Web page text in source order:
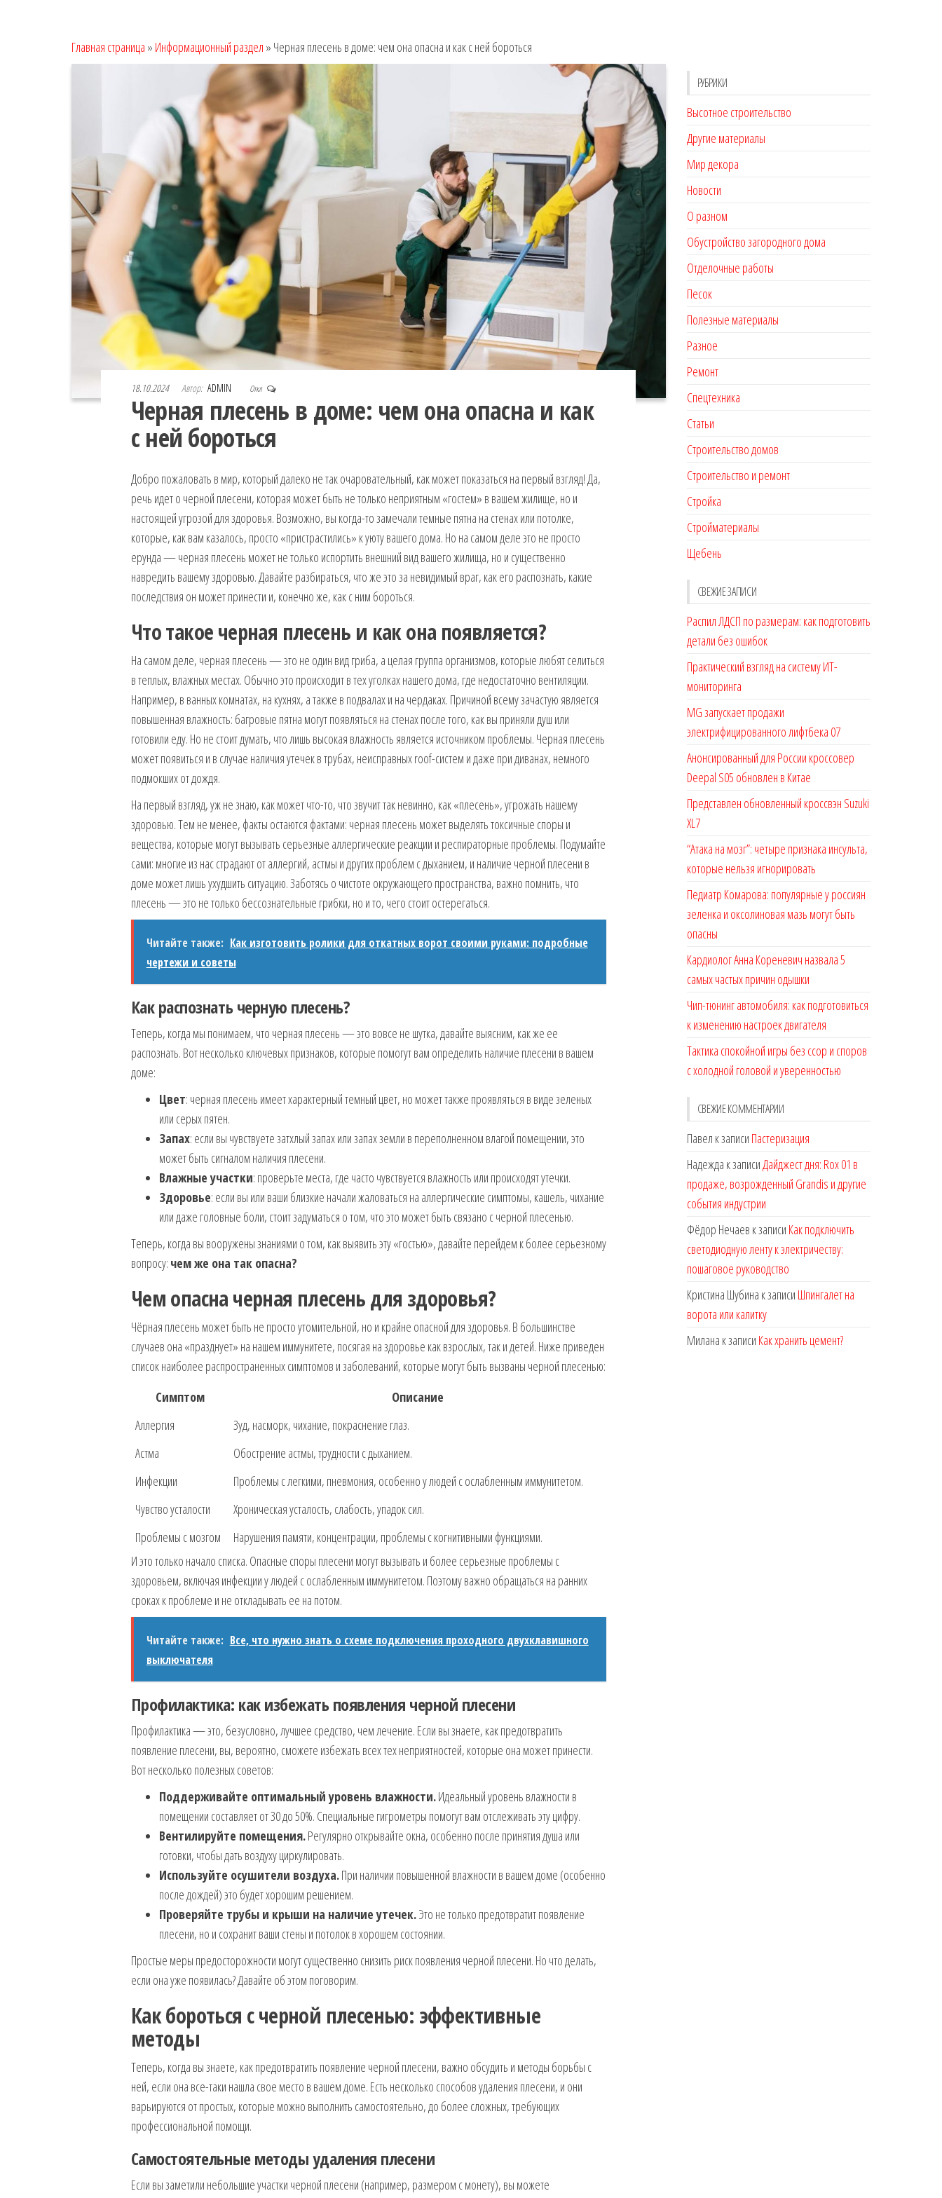
Главная страница » Информационный раздел » Черная плесень в доме: чем она опасна и как с ней бороться
18.10.2024 Автор: ADMIN Откл
Черная плесень в доме: чем она опасна и как
с ней бороться
Добро пожаловать в мир, который далеко не так очаровательный, как может показаться на первый взгляд! Да,
речь идет о черной плесени, которая может быть не только неприятным «гостем» в вашем жилище, но и
настоящей угрозой для здоровья. Возможно, вы когда-то замечали темные пятна на стенах или потолке,
которые, как вам казалось, просто «пристрастились» к уюту вашего дома. Но на самом деле это не просто
ерунда — черная плесень может не только испортить внешний вид вашего жилища, но и существенно
навредить вашему здоровью. Давайте разбираться, что же это за невидимый враг, как его распознать, какие
последствия он может принести и, конечно же, как с ним бороться.
Что такое черная плесень и как она появляется?
На самом деле, черная плесень — это не один вид гриба, а целая группа организмов, которые любят селиться
в теплых, влажных местах. Обычно это происходит в тех уголках нашего дома, где недостаточно вентиляции.
Например, в ванных комнатах, на кухнях, а также в подвалах и на чердаках. Причиной всему зачастую является
повышенная влажность: багровые пятна могут появляться на стенах после того, как вы приняли душ или
готовили еду. Но не стоит думать, что лишь высокая влажность является источником проблемы. Черная плесень
может появиться и в случае наличия утечек в трубах, неисправных roof-систем и даже при диванах, немного
подмокших от дождя.
На первый взгляд, уж не знаю, как может что-то, что звучит так невинно, как «плесень», угрожать нашему
здоровью. Тем не менее, факты остаются фактами: черная плесень может выделять токсичные споры и
вещества, которые могут вызывать серьезные аллергические реакции и респираторные проблемы. Подумайте
сами: многие из нас страдают от аллергий, астмы и других проблем с дыханием, и наличие черной плесени в
доме может лишь ухудшить ситуацию. Заботясь о чистоте окружающего пространства, важно помнить, что
плесень — это не только бессознательные грибки, но и то, чего стоит остерегаться.
Читайте также: Как изготовить ролики для откатных ворот своими руками: подробные
чертежи и советы
Как распознать черную плесень?
Теперь, когда мы понимаем, что черная плесень — это вовсе не шутка, давайте выясним, как же ее
распознать. Вот несколько ключевых признаков, которые помогут вам определить наличие плесени в вашем
доме:
Цвет: черная плесень имеет характерный темный цвет, но может также проявляться в виде зеленых
или серых пятен.
Запах: если вы чувствуете затхлый запах или запах земли в переполненном влагой помещении, это
может быть сигналом наличия плесени.
Влажные участки: проверьте места, где часто чувствуется влажность или происходят утечки.
Здоровье: если вы или ваши близкие начали жаловаться на аллергические симптомы, кашель, чихание
или даже головные боли, стоит задуматься о том, что это может быть связано с черной плесенью.
Теперь, когда вы вооружены знаниями о том, как выявить эту «гостью», давайте перейдем к более серьезному
вопросу: чем же она так опасна?
Чем опасна черная плесень для здоровья?
Чёрная плесень может быть не просто утомительной, но и крайне опасной для здоровья. В большинстве
случаев она «празднует» на нашем иммунитете, посягая на здоровье как взрослых, так и детей. Ниже приведен
список наиболее распространенных симптомов и заболеваний, которые могут быть вызваны черной плесенью:
Симптом
Описание
Аллергия
Зуд, насморк, чихание, покраснение глаз.
Астма
Обострение астмы, трудности с дыханием.
Инфекции
Проблемы с легкими, пневмония, особенно у людей с ослабленным иммунитетом.
Чувство усталости
Хроническая усталость, слабость, упадок сил.
Проблемы с мозгом
Нарушения памяти, концентрации, проблемы с когнитивными функциями.
И это только начало списка. Опасные споры плесени могут вызывать и более серьезные проблемы с
здоровьем, включая инфекции у людей с ослабленным иммунитетом. Поэтому важно обращаться на ранних
сроках к проблеме и не откладывать ее на потом.
Читайте также: Все, что нужно знать о схеме подключения проходного двухклавишного
выключателя
Профилактика: как избежать появления черной плесени
Профилактика — это, безусловно, лучшее средство, чем лечение. Если вы знаете, как предотвратить
появление плесени, вы, вероятно, сможете избежать всех тех неприятностей, которые она может принести.
Вот несколько полезных советов:
Поддерживайте оптимальный уровень влажности.Идеальный уровень влажности в
помещении составляет от 30 до 50%. Специальные гигрометры помогут вам отслеживать эту цифру.
Вентилируйте помещения.Регулярно открывайте окна, особенно после принятия душа или
готовки, чтобы дать воздуху циркулировать.
Используйте осушители воздуха.При наличии повышенной влажности в вашем доме (особенно
после дождей) это будет хорошим решением.
Проверяйте трубы и крыши на наличие утечек.Это не только предотвратит появление
плесени, но и сохранит ваши стены и потолок в хорошем состоянии.
Простые меры предосторожности могут существенно снизить риск появления черной плесени. Но что делать,
если она уже появилась? Давайте об этом поговорим.
Как бороться с черной плесенью: эффективные
методы
Теперь, когда вы знаете, как предотвратить появление черной плесени, важно обсудить и методы борьбы с
ней, если она все-таки нашла свое место в вашем доме. Есть несколько способов удаления плесени, и они
варьируются от простых, которые можно выполнить самостоятельно, до более сложных, требующих
профессиональной помощи.
Самостоятельные методы удаления плесени
Если вы заметили небольшие участки черной плесени (например, размером с монету), вы можете
РУБРИКИ
Высотное строительство
Другие материалы
Мир декора
Новости
О разном
Обустройство загородного дома
Отделочные работы
Песок
Полезные материалы
Разное
Ремонт
Спецтехника
Статьи
Строительство домов
Строительство и ремонт
Стройка
Стройматериалы
Щебень
СВЕЖИЕ ЗАПИСИ
Распил ЛДСП по размерам: как подготовить
детали без ошибок
Практический взгляд на систему ИТ-
мониторинга
MG запускает продажи
электрифицированного лифтбека 07
Анонсированный для России кроссовер
Deepal S05 обновлен в Китае
Представлен обновленный кроссвэн Suzuki
XL7
“Атака на мозг”: четыре признака инсульта,
которые нельзя игнорировать
Педиатр Комарова: популярные у россиян
зеленка и оксолиновая мазь могут быть
опасны
Кардиолог Анна Кореневич назвала 5
самых частых причин одышки
Чип-тюнинг автомобиля: как подготовиться
к изменению настроек двигателя
Тактика спокойной игры без ссор и споров
с холодной головой и уверенностью
СВЕЖИЕ КОММЕНТАРИИ
Павел к записи Пастеризация
Надежда к записиДайджест дня: Rox 01 в
продаже, возрожденный Grandis и другие
события индустрии
Фёдор Нечаев к записи Как подключить
светодиодную ленту к электричеству:
пошаговое руководство
Кристина Шубина к записи Шпингалет на
ворота или калитку
Милана к записи Как хранить цемент?